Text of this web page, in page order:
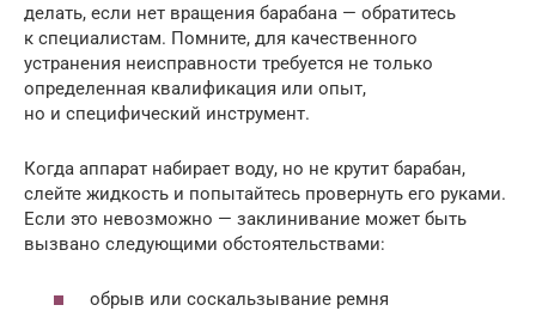
делать, если нет вращения барабана — обратитесь
к специалистам. Помните, для качественного
устранения неисправности требуется не только
определенная квалификация или опыт,
но и специфический инструмент.
Когда аппарат набирает воду, но не крутит барабан,
слейте жидкость и попытайтесь провернуть его руками.
Если это невозможно — заклинивание может быть
вызвано следующими обстоятельствами:
обрыв или соскальзывание ремня